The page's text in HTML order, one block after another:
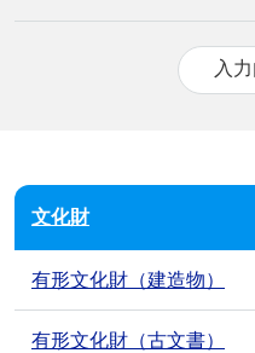
文化財
有形文化財（建造物）
有形文化財（古文書）